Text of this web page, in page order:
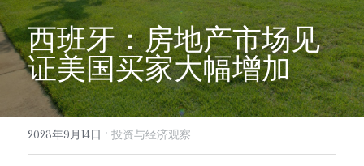
Chinese
Español
+34 610 154 700 （WhatsApp）
info@evergreen-eu.com
西班牙：房地产市场见
证美国买家大幅增加
2023年9月14日 · 投资与经济观察